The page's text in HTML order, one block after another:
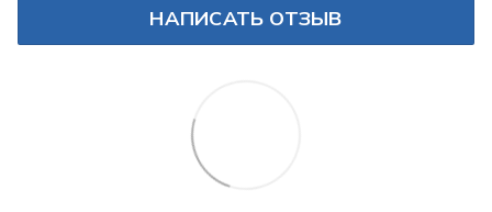
НАПИСАТЬ ОТЗЫВ